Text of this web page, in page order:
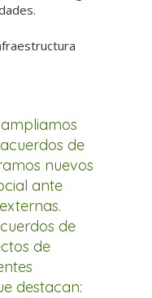
de
nuevos
ante
de
de
destacan: